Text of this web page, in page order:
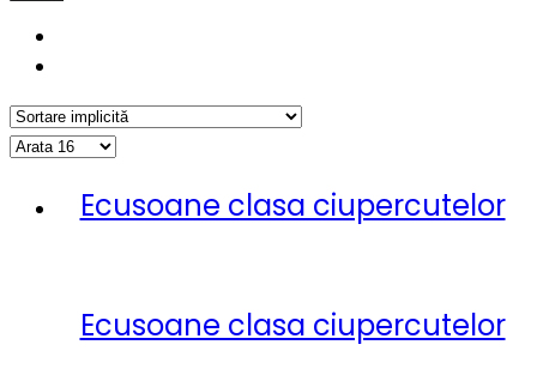
Ecusoane clasa ciupercutelor
Ecusoane clasa ciupercutelor